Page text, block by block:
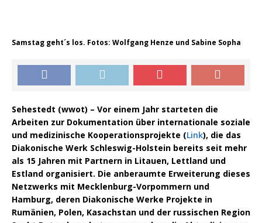
Samstag geht´s los. Fotos: Wolfgang Henze und Sabine Sopha
Sehestedt (wwot) – Vor einem Jahr starteten die
Arbeiten zur Dokumentation über internationale soziale
und medizinische Kooperationsprojekte (Link), die das
Diakonische Werk Schleswig-Holstein bereits seit mehr
als 15 Jahren mit Partnern in Litauen, Lettland und
Estland organisiert. Die anberaumte Erweiterung dieses
Netzwerks mit Mecklenburg-Vorpommern und
Hamburg, deren Diakonische Werke Projekte in
Rumänien, Polen, Kasachstan und der russischen Region